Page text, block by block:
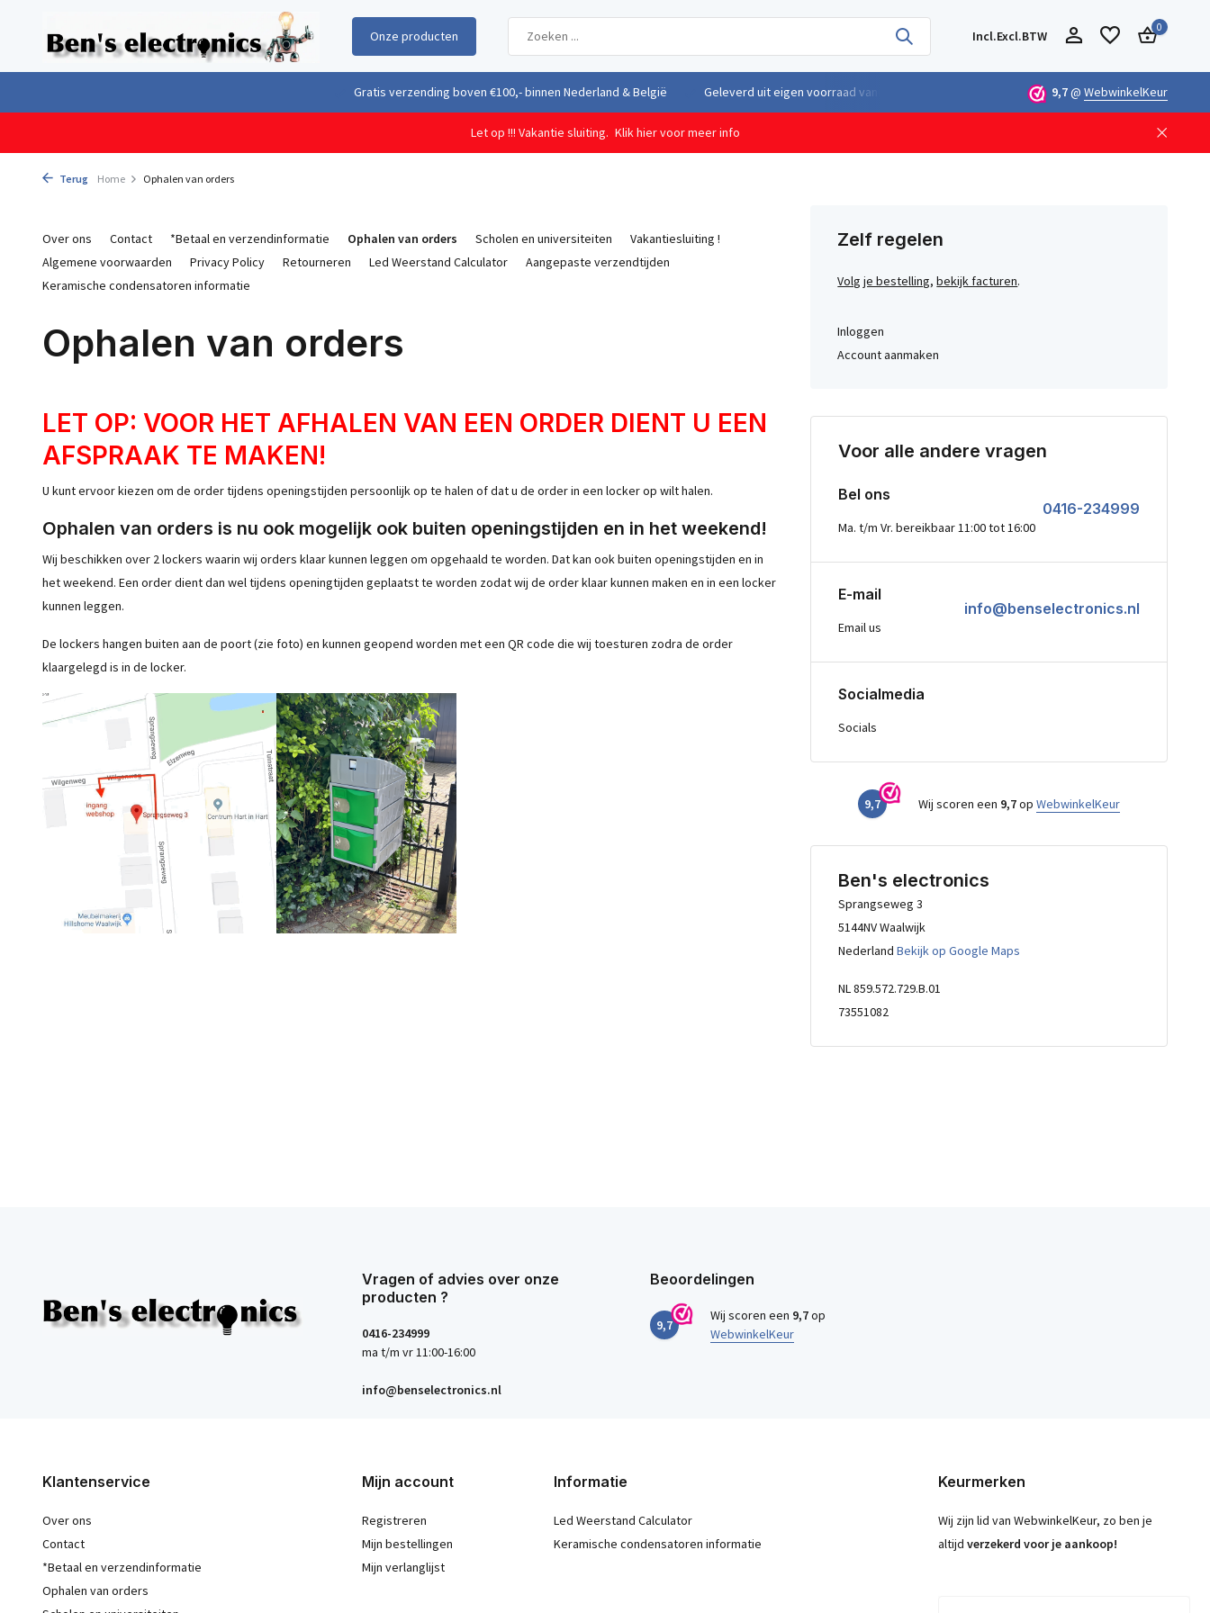
Onze producten Incl.Excl.BTW
0
Geleverd uit eigen voorraad vanuit ons magazijn in Nederland Gratis verzending boven €100,- binnen Nederland & België Geleverd uit eigen
9,7@ WebwinkelKeur
Let op !!! Vakantie sluiting. Klik hier voor meer info
Terug Home Ophalen van orders
Over ons Contact *Betaal en verzendinformatie Ophalen van orders Scholen en universiteiten
Vakantiesluiting !
Algemene voorwaarden
Privacy Policy Retourneren Led Weerstand Calculator
Aangepaste verzendtijden
Keramische condensatoren informatie
Ophalen van orders
LET OP: VOOR HET AFHALEN VAN EEN ORDER DIENT U EEN
AFSPRAAK TE MAKEN!
U kunt ervoor kiezen om de order tijdens openingstijden persoonlijk op te halen of dat u de order in een locker op wilt halen.
Ophalen van orders is nu ook mogelijk ook buiten openingstijden en in het weekend!
Wij beschikken over 2 lockers waarin wij orders klaar kunnen leggen om opgehaald te worden. Dat kan ook buiten openingstijden en in
het weekend. Een order dient dan wel tijdens openingtijden geplaatst te worden zodat wij de order klaar kunnen maken en in een locker
kunnen leggen.
De lockers hangen buiten aan de poort (zie foto) en kunnen geopend worden met een QR code die wij toesturen zodra de order
klaargelegd is in de locker.
Zelf regelen
Volg je bestelling,bekijk facturen.
Inloggen
Account aanmaken
Voor alle andere vragen
Bel ons
Ma. t/m Vr. bereikbaar 11:00 tot 16:00
0416-234999
E-mail
Email us
info@benselectronics.nl
Socialmedia
Socials
9,7 Wij scoren een 9,7opWebwinkelKeur
Ben's electronics
Sprangseweg 3
5144NV Waalwijk
NederlandBekijk op Google Maps
NL 859.572.729.B.01
73551082
Vragen of advies over onze
producten ?
0416-234999
ma t/m vr 11:00-16:00
info@benselectronics.nl
Beoordelingen
9,7
Wij scoren een 9,7op
WebwinkelKeur
Klantenservice
Over ons
Contact
*Betaal en verzendinformatie
Ophalen van orders
Mijn account
Registreren
Mijn bestellingen
Mijn verlanglijst
Informatie
Led Weerstand Calculator
Keramische condensatoren informatie
Keurmerken
Wij zijn lid van WebwinkelKeur, zo ben je
altijd verzekerd voor je aankoop!